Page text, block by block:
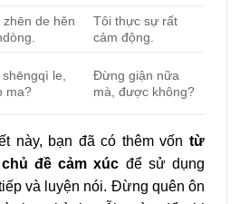
zhēn de hěn
Tôi thực sự rất
cảm động.
shēngqì le,
ma?
Đừng giận nữa
mà, được không?
này, bạn đã có thêm vốn từ
đề cảm xúc để sử dụng
và luyện nói. Đừng quên ôn